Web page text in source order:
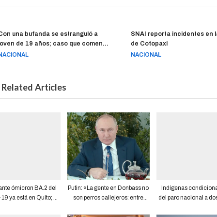
una bufanda se estranguló a
de 19 años; caso que comenzó
supuesto suicidio terminó
SNAI reporta incidentes en
de Cotopaxi
NACIONAL
Articles
ómicron BA.2 del
ya está en Quito; al
Putin: «La gente en Donbass no
son perros callejeros: entre
Indígenas
del paro nacional a